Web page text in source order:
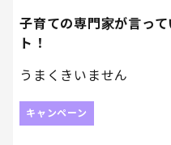
子育ての専門家が言っ
ト！
うまくきいません
キャンペーン